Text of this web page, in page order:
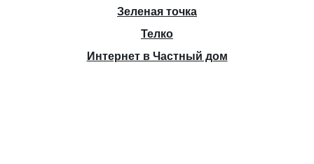
Зеленая точка
Телко
Интернет в Частный дом